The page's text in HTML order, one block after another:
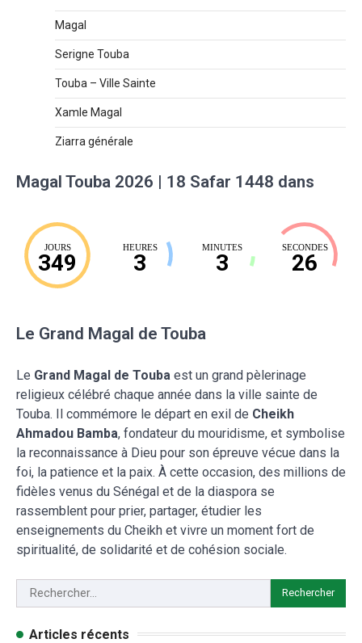
Magal
Serigne Touba
Touba – Ville Sainte
Xamle Magal
Ziarra générale
Magal Touba 2026 | 18 Safar 1448 dans
JOURS
349
HEURES
3
MINUTES
3
SECONDES
25
Le Grand Magal de Touba
Le Grand Magal de Touba est un grand pèlerinage
religieux célébré chaque année dans la ville sainte de
Touba. Il commémore le départ en exil de Cheikh
Ahmadou Bamba, fondateur du mouridisme, et symbolise
la reconnaissance à Dieu pour son épreuve vécue dans la
foi, la patience et la paix. À cette occasion, des millions de
fidèles venus du Sénégal et de la diaspora se
rassemblent pour prier, partager, étudier les
enseignements du Cheikh et vivre un moment fort de
spiritualité, de solidarité et de cohésion sociale.
Articles récents